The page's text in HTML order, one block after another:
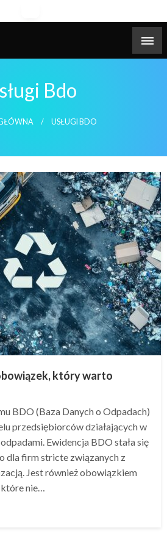
Bdo
USŁUGI BDO
który warto
BDO (Baza Danych o Odpadach)
przedsiębiorców działających w
Ewidencja BDO stała się
dla firm stricte związanych z
Jest również obowiązkiem
nie…